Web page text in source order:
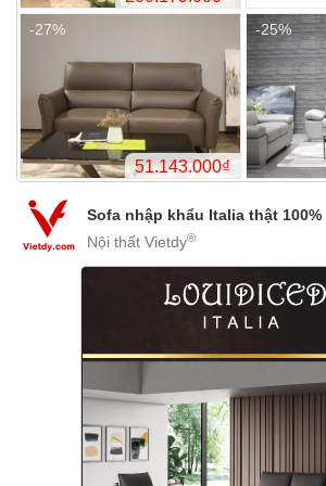
114.811.171₫
48.109.000₫
-21%
200.179.000₫
Sofa nhập khẩu Italia thật 100%
Nội thất Vietdy®